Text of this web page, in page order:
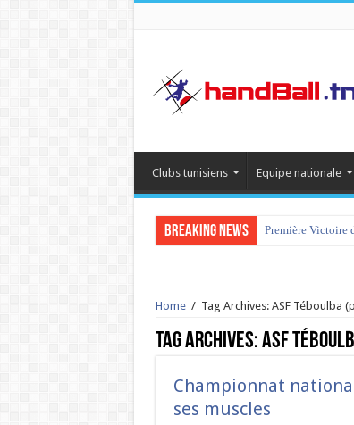
Clubs tunisiens Equipe nationale
Breaking News Première Victoire
Home / Tag Archives: ASF Téboulba
Tag Archives:ASF
Championnat
ses muscles